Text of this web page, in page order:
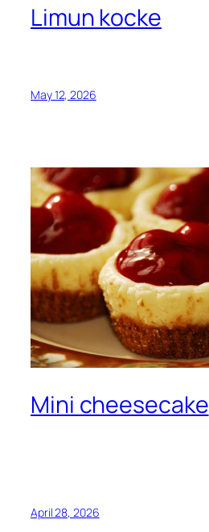
Limun kocke
May 12, 2026
Mini cheesecake
April 28, 2026